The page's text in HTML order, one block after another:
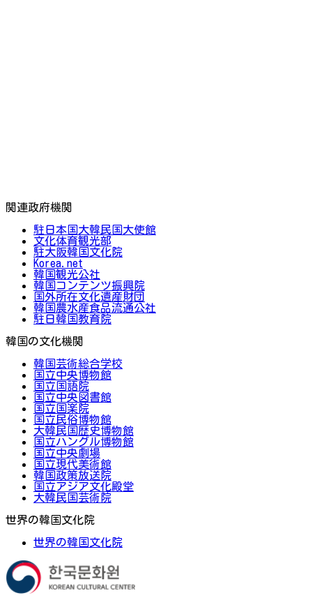
関連政府機関
駐日本国大韓民国大使館
文化体育観光部
駐大阪韓国文化院
Korea.net
韓国観光公社
韓国コンテンツ振興院
国外所在文化遺産財団
韓国農水産食品流通公社
駐日韓国教育院
韓国の文化機関
韓国芸術総合学校
国立中央博物館
国立国語院
国立中央図書館
国立国楽院
国立民俗博物館
大韓民国歴史博物館
国立ハングル博物館
国立中央劇場
国立現代美術館
韓国政策放送院
国立アジア文化殿堂
大韓民国芸術院
世界の韓国文化院
世界の韓国文化院